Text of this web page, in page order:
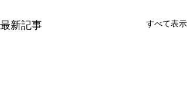
最新記事 すべて表示